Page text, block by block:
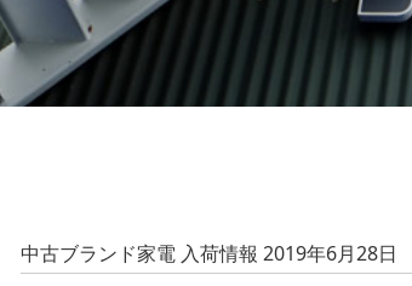
中古ブランド家電 入荷情報 2019年6月28日